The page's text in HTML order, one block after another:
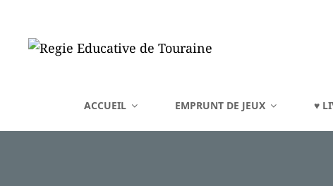
REGIE EDUCATIVE DE
ACCUEIL EMPRUNT DE JEUX ♥